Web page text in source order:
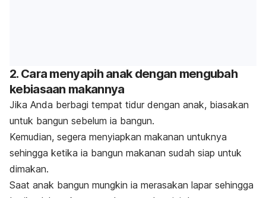
2. Cara menyapih anak dengan mengubah
kebiasaan makannya
Jika Anda berbagi tempat tidur dengan anak, biasakan
untuk bangun sebelum ia bangun.
Kemudian, segera menyiapkan makanan untuknya
sehingga ketika ia bangun makanan sudah siap untuk
dimakan.
Saat anak bangun mungkin ia merasakan lapar sehingga